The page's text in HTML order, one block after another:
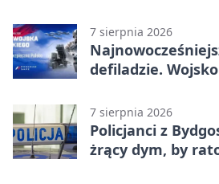
7 sierpnia 2026
defiladzie.
7 sierpnia 2026
Policjanci z
żrący dym, by